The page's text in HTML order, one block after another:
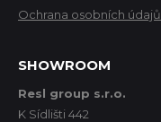
Ochrana osobních údajů
SHOWROOM
Resl group s.r.o.
K Sídlišti 442